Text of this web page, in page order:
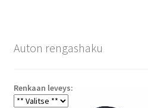
Auton rengashaku
Renkaan leveys: